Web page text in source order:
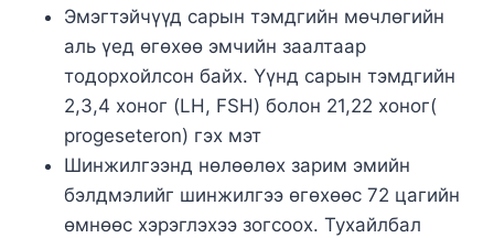
Эмэгтэйчүүд сарын тэмдгийн мөчлөгийн
аль үед өгөхөө эмчийн заалтаар
тодорхойлсон байх. Үүнд сарын тэмдгийн
2,3,4 хоног (LH, FSH) болон 21,22 хоног(
progeseteron) гэх мэт
Шинжилгээнд нөлөөлөх зарим эмийн
бэлдмэлийг шинжилгээ өгөхөөс 72 цагийн
өмнөөс хэрэглэхээ зогсоох. Тухайлбал